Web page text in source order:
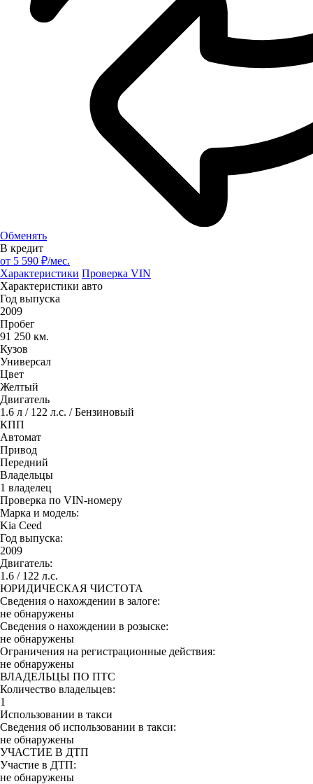
Обменять
В кредит
от 5 590 ₽/мес.
Характеристики Проверка VIN
Характеристики авто
Год выпуска
2009
Пробег
91 250 км.
Кузов
Универсал
Цвет
Желтый
Двигатель
1.6 л / 122 л.с. / Бензиновый
КПП
Автомат
Привод
Передний
Владельцы
1 владелец
Проверка по VIN-номеру
Марка и модель:
Kia Ceed
Год выпуска:
2009
Двигатель:
1.6 / 122 л.с.
ЮРИДИЧЕСКАЯ ЧИСТОТА
Сведения о нахождении в залоге:
не обнаружены
Сведения о нахождении в розыске:
не обнаружены
Ограничения на регистрационные действия:
не обнаружены
ВЛАДЕЛЬЦЫ ПО ПТС
Количество владельцев:
1
Использовании в такси
Сведения об использовании в такси:
не обнаружены
УЧАСТИЕ В ДТП
Участие в ДТП:
не обнаружены